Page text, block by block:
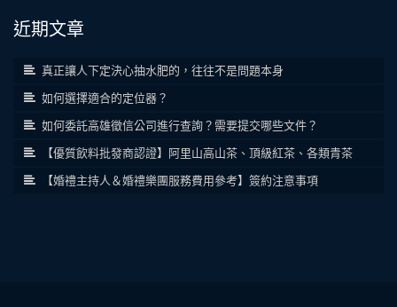
近期文章
真正讓人下定決心抽水肥的，往往不是問題本身
如何選擇適合的定位器？
如何委託高雄徵信公司進行查詢？需要提交哪些文件？
【優質飲料批發商認證】阿里山高山茶、頂級紅茶、各類青茶
【婚禮主持人＆婚禮樂團服務費用參考】簽約注意事項